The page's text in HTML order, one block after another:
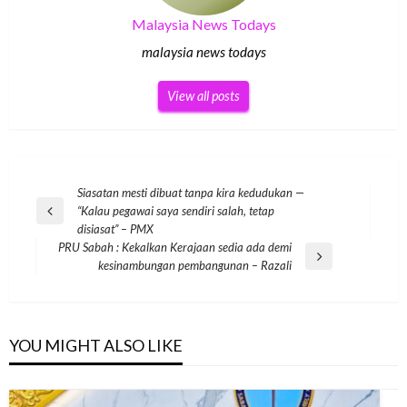
Malaysia News Todays
malaysia news todays
View all posts
navigation
Previous
Siasatan mesti dibuat tanpa kira kedudukan —
“Kalau pegawai saya sendiri salah, tetap
disiasat” – PMX
PRU Sabah : Kekalkan Kerajaan sedia ada demi
kesinambungan pembangunan – Razali
YOU MIGHT ALSO LIKE